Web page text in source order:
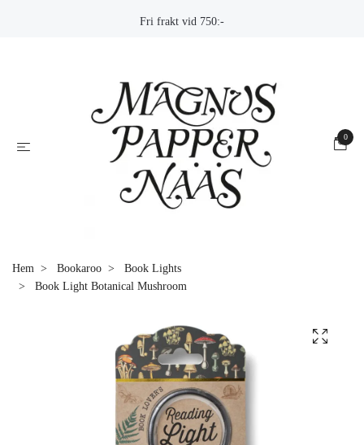
Fri frakt vid 750:-
0
Hem Bookaroo
Book Lights
Book Light Botanical Mushroom